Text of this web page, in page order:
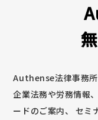
Authense法律事務所
企業法務や労務情報
ードのご案内、
セミ